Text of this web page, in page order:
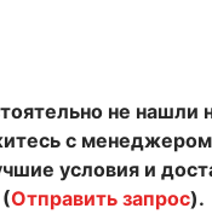
не нашли
с
условия и
Отправить запрос).